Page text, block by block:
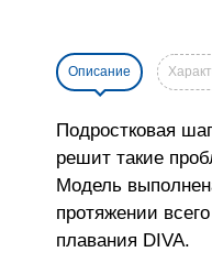
Описание
Подростковая
решит такие
Модель
протяжении
плавания DIVA.